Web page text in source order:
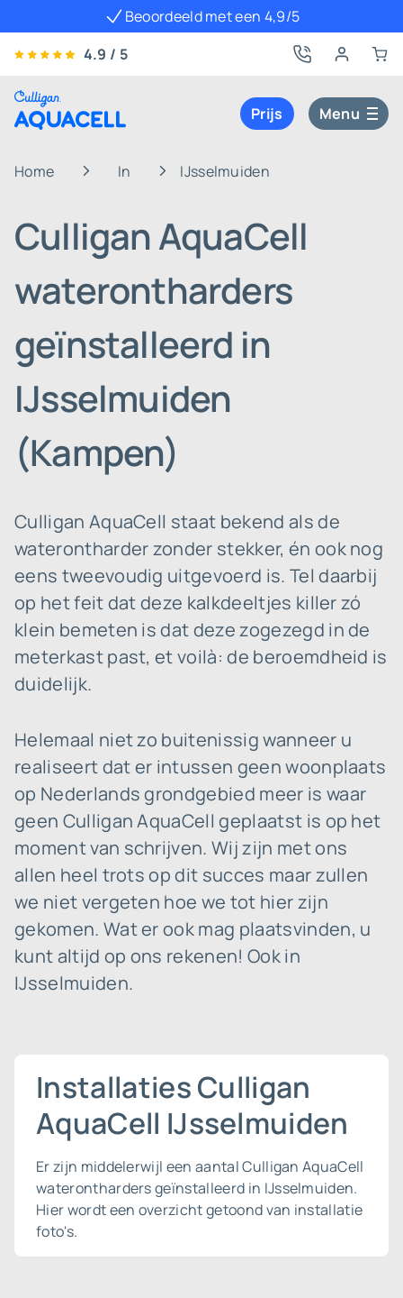
Beoordeeld met een 4,9/5
4.9 / 5
Prijs Menu
Home In IJsselmuiden
Culligan AquaCell
waterontharders
geïnstalleerd in
IJsselmuiden
(Kampen)
Culligan AquaCell staat bekend als de
waterontharder zonder stekker, én ook nog
eens tweevoudig uitgevoerd is. Tel daarbij
op het feit dat deze kalkdeeltjes killer zó
klein bemeten is dat deze zogezegd in de
meterkast past, et voilà: de beroemdheid is
duidelijk.
Helemaal niet zo buitenissig wanneer u
realiseert dat er intussen geen woonplaats
op Nederlands grondgebied meer is waar
geen Culligan AquaCell geplaatst is op het
moment van schrijven. Wij zijn met ons
allen heel trots op dit succes maar zullen
we niet vergeten hoe we tot hier zijn
gekomen. Wat er ook mag plaatsvinden, u
kunt altijd op ons rekenen! Ook in
IJsselmuiden.
Installaties Culligan
AquaCell IJsselmuiden
Er zijn middelerwijl een aantal Culligan AquaCell
waterontharders geïnstalleerd in IJsselmuiden.
Hier wordt een overzicht getoond van installatie
foto's.